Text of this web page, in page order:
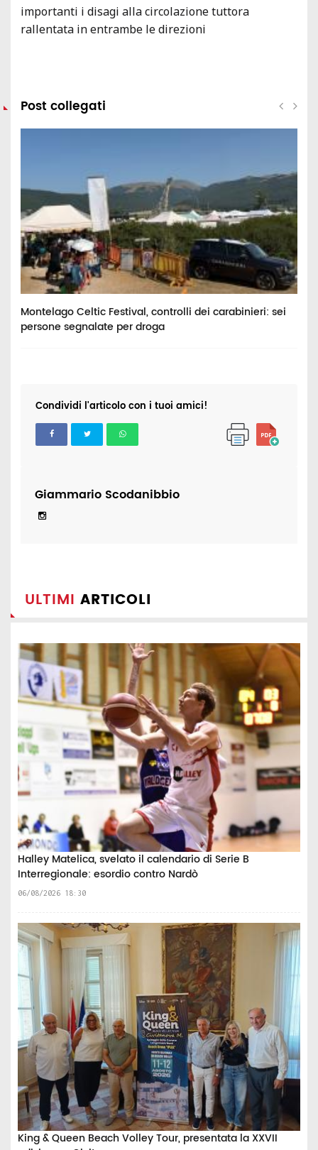
importanti i disagi alla circolazione tuttora
rallentata in entrambe le direzioni
Post collegati
Montelago Celtic Festival, controlli dei carabinieri: sei
persone segnalate per droga
Condividi l'articolo con i tuoi amici!
Giammario Scodanibbio
ULTIMI ARTICOLI
Halley Matelica, svelato il calendario di Serie B
Interregionale: esordio contro Nardò
06/08/2026 18:30
King & Queen Beach Volley Tour, presentata la XXVII